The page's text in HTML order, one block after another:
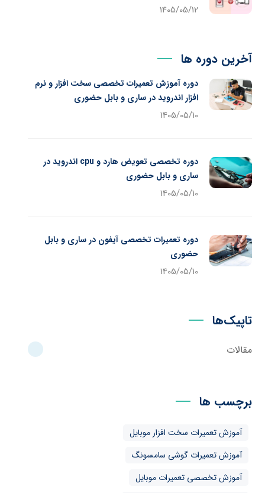
1405/05/12
آخرین دوره ها
دوره آموزش تعمیرات تخصصی سخت افزار و نرم
افزار اندروید در ساری و بابل حضوری
1405/05/10
دوره تخصصی تعویض هارد و cpu اندروید در
ساری و بابل حضوری
1405/05/10
دوره تعمیرات تخصصی آیفون در ساری و بابل
حضوری
1405/05/10
تاپیک‌ها
مقالات
برچسب ها
آموزش تعمیرات سخت افزار موبایل
آموزش تعمیرات گوشی سامسونگ
آموزش تخصصی تعمیرات موبایل